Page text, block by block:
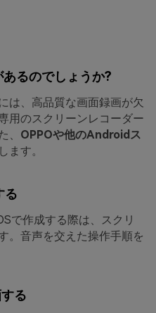
るのでしょうか?
は、高品質な画面録画が欠
用のスクリーンレコーダー
、 OPPOや他のAndroidス
ます。
る
で作成する際は、スクリ
。音声を交えた操作手順を
る